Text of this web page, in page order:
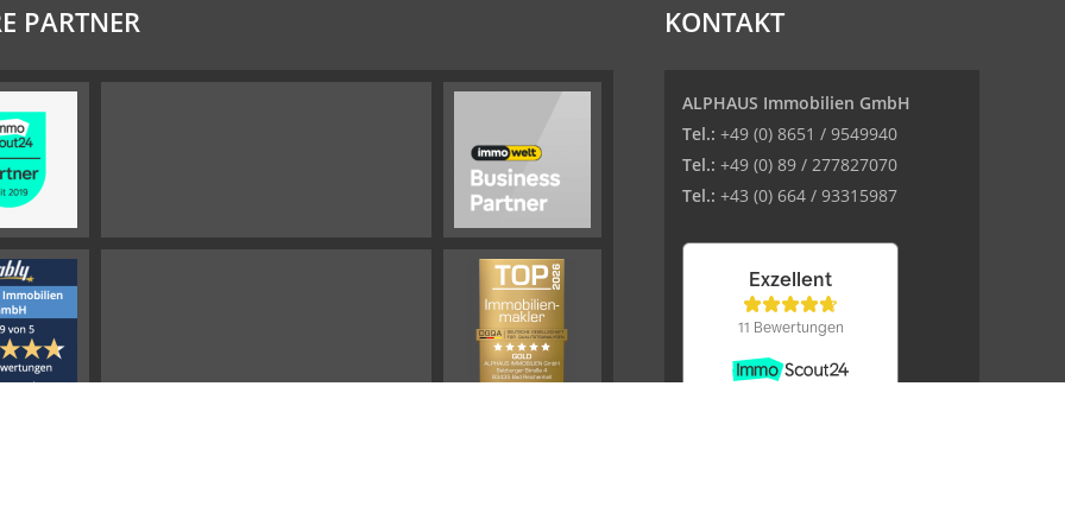
PARTNER KONTAKT
ALPHAUS Immobilien GmbH
Tel.: +49 (0) 8651 / 9549940
Tel.: +49 (0) 89 / 277827070
Tel.: +43 (0) 664 / 93315987